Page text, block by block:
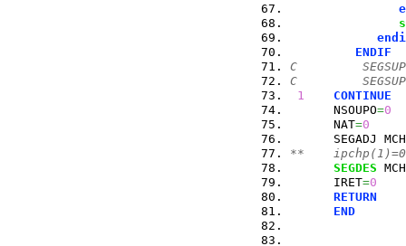
ENDIF
C         SEGSUP
C         SEGSUP
1
CONTINUE
      NSOUPO
=0
      NAT
=0
SEGADJ
**    ipchp(1)=0
SEGDES
      IRET
=0
RETURN
END